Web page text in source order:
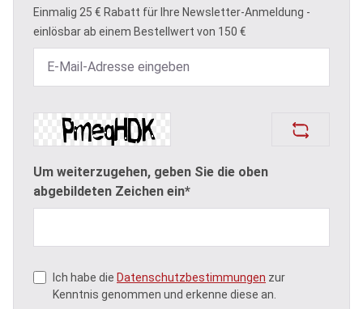
Einmalig 25 € Rabatt für Ihre Newsletter-Anmeldung -
einlösbar ab einem Bestellwert von 150 €
Um weiterzugehen, geben Sie die oben
abgebildeten Zeichen ein*
Ich habe die Datenschutzbestimmungen zur
Kenntnis genommen und erkenne diese an.